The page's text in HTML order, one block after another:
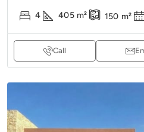
4 405 m² 150 m²
Call